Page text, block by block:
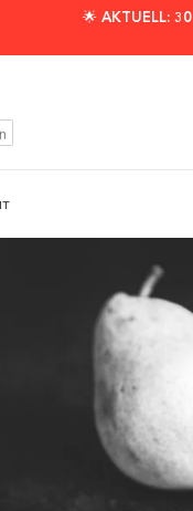
🌟 AKTUELL: